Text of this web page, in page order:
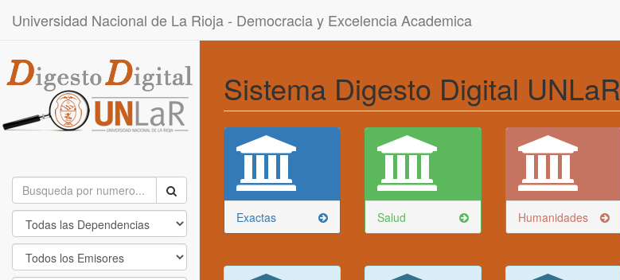
Universidad Nacional de La Rioja - Democracia y Excelencia Academica
Sistema Digesto Digital UNLaR
Exactas Salud Humanidades